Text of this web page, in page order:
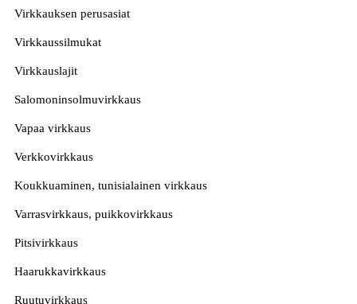
Virkkauksen perusasiat
Virkkaussilmukat
Virkkauslajit
Salomoninsolmuvirkkaus
Vapaa virkkaus
Verkkovirkkaus
Koukkuaminen, tunisialainen virkkaus
Varrasvirkkaus, puikkovirkkaus
Pitsivirkkaus
Haarukkavirkkaus
Ruutuvirkkaus